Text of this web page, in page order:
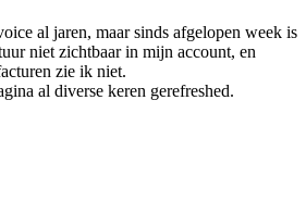
al jaren, maar sinds afgelopen week is
niet zichtbaar in mijn account, en
zie ik niet.
al diverse keren gerefreshed.